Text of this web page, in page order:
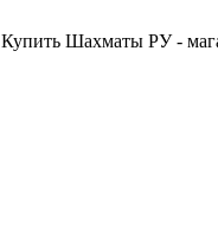
Купить Шахматы РУ -